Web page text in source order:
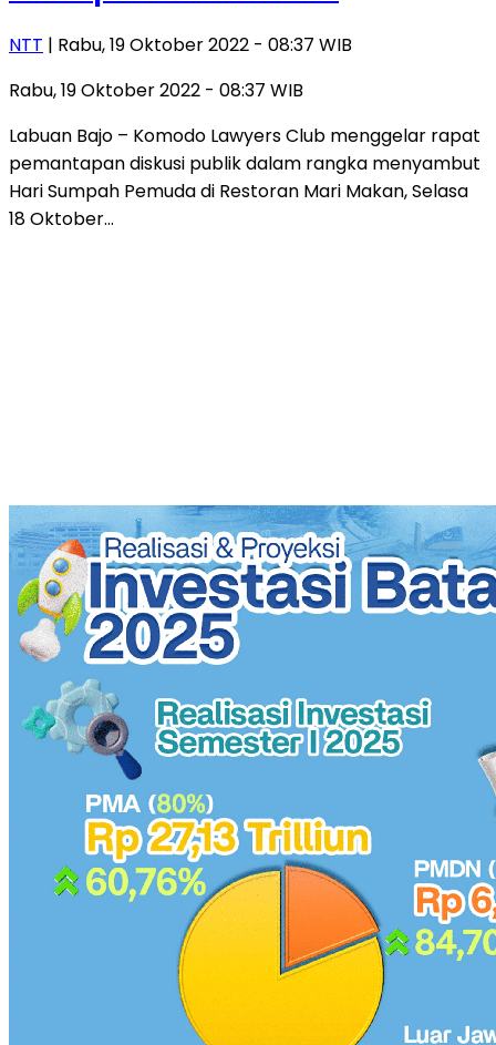
NTT | Rabu, 19 Oktober 2022 - 08:37 WIB
Rabu, 19 Oktober 2022 - 08:37 WIB
Labuan Bajo – Komodo Lawyers Club menggelar rapat
pemantapan diskusi publik dalam rangka menyambut
Hari Sumpah Pemuda di Restoran Mari Makan, Selasa
18 Oktober…